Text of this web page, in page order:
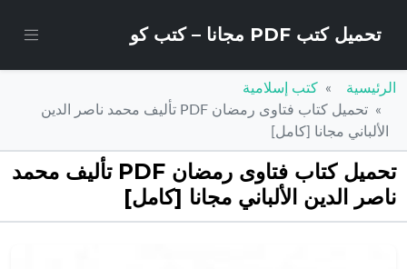
تحميل كتب PDF مجانا – كتب كو
الرئيسية
كتب إسلامية
تحميل كتاب فتاوى رمضان PDF تأليف محمد ناصر الدين
الألباني مجانا [كامل]
تحميل كتاب فتاوى رمضان PDF تأليف محمد
ناصر الدين الألباني مجانا [كامل]